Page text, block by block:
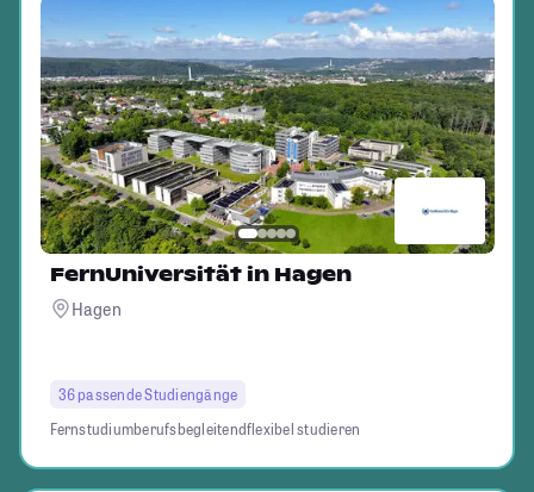
FernUniversität in Hagen
Hagen
36 passende Studiengänge
Fernstudiumberufsbegleitendflexibel studieren